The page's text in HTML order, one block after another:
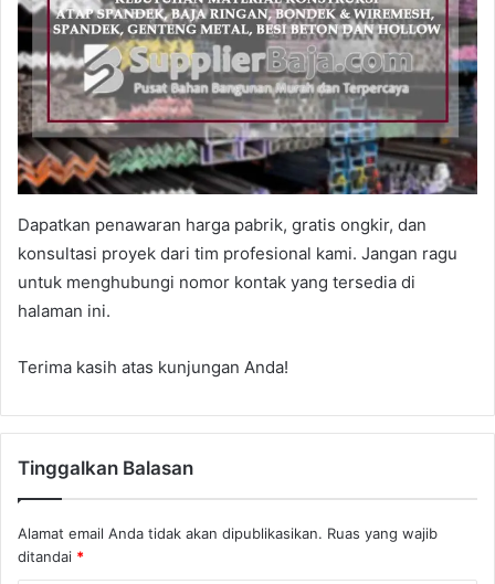
Dapatkan penawaran harga pabrik, gratis ongkir, dan
konsultasi proyek dari tim profesional kami. Jangan ragu
untuk menghubungi nomor kontak yang tersedia di
halaman ini.
Terima kasih atas kunjungan Anda!
Tinggalkan Balasan
Alamat email Anda tidak akan dipublikasikan. Ruas yang wajib
ditandai *